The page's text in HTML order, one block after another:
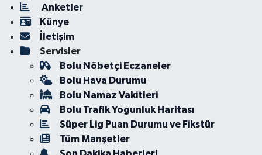
Anketler
Künye
İletişim
Servisler
Bolu Nöbetçi Eczaneler
Bolu Hava Durumu
Bolu Namaz Vakitleri
Bolu Trafik Yoğunluk Haritası
Süper Lig Puan Durumu ve Fikstür
Tüm Manşetler